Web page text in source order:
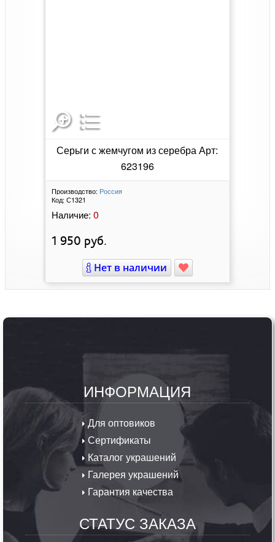
Серьги с жемчугом из серебра Арт:
623196
Производство: Россия
Код: С1321
Наличие: 0
1 950 руб.
Нет в наличии
ИНФОРМАЦИЯ
Для оптовиков
Сертификаты
Каталог украшений
Галерея украшений
Гарантия качества
СТАТУС ЗАКАЗА